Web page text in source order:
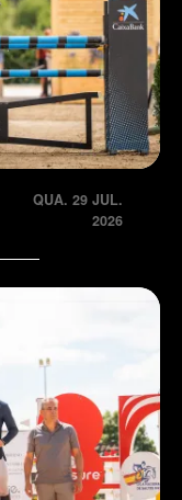
QUA. 29 JUL.
2026